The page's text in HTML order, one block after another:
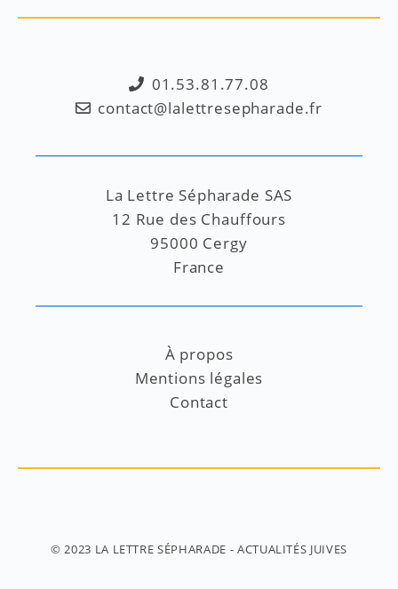
01.53.81.77.08
contact@lalettresepharade.fr
La Lettre Sépharade SAS
12 Rue des Chauffours
95000 Cergy
France
À propos
Mentions légales
Contact
© 2023 LA LETTRE SÉPHARADE - ACTUALITÉS JUIVES